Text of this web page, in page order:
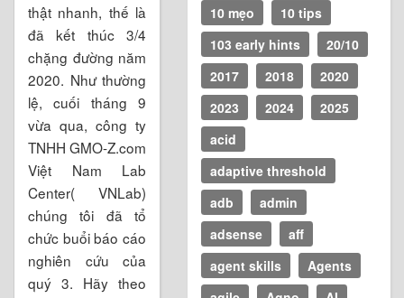
thật nhanh, thế là
đã kết thúc 3/4
chặng đường năm
2020. Như thường
lệ, cuối tháng 9
vừa qua, công ty
TNHH GMO-Z.com
Việt Nam Lab
Center( VNLab)
chúng tôi đã tổ
chức buổi báo cáo
nghiên cứu của
quý 3. Hãy theo
10 mẹo
10 tips
103 early hints
20/10
2017
2018
2020
2023
2024
2025
acid
adaptive threshold
adb
admin
adsense
aff
agent skills
Agents